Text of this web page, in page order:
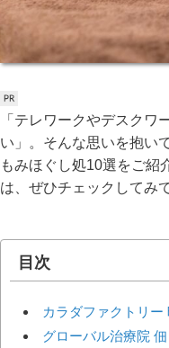
「テレワークやデスク
い」。そんな思いを抱い
もみほぐし処10選をご紹
は、ぜひチェックしてみ
目次
カラダファクトリー
グローバル治療院 佃